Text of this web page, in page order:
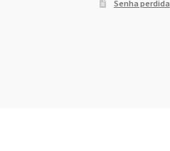
Senha perdida